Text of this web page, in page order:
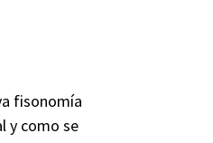
fisonomía
y como se